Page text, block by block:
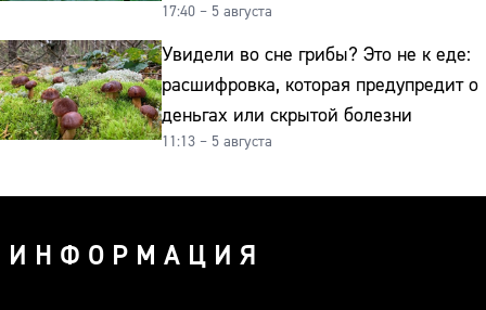
урожая
17:40 – 5 августа
Увидели во сне грибы? Это не к еде:
расшифровка, которая предупредит о
деньгах или скрытой болезни
11:13 – 5 августа
ИНФОРМАЦИЯ